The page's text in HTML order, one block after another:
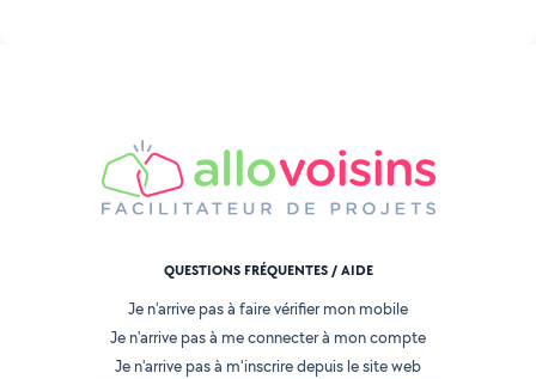
QUESTIONS FRÉQUENTES / AIDE
Je n'arrive pas à faire vérifier mon mobile
Je n'arrive pas à me connecter à mon compte
Je n'arrive pas à m'inscrire depuis le site web